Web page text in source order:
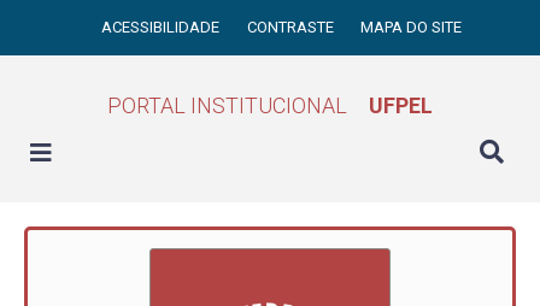
ACESSIBILIDADE CONTRASTE MAPA DO SITE
PORTAL INSTITUCIONAL UFPEL